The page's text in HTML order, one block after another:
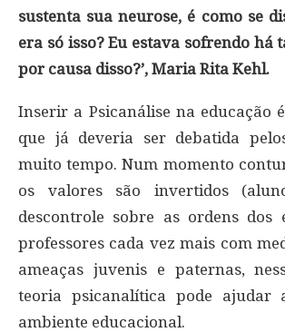
sustenta sua neurose, é como se
era só isso? Eu estava sofrendo há
por causa disso?’, Maria Rita Kehl.
Inserir a Psicanálise na educação
que já deveria ser debatida
muito tempo. Num momento
os valores são invertidos
descontrole sobre as ordens dos
professores cada vez mais com
ameaças juvenis e paternas,
teoria psicanalítica pode ajudar
ambiente educacional.